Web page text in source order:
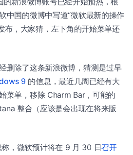
软中国的微博中写道“微软最新的操作
布，大家猜，左下角的开始菜单还
删除了这条新浪微博，猜测是过早
9 的信息，最近几周已经有大
菜单，移除 Charm Bar，可能的
整合（应该是会出现在将来版
，微软预计将在 9 月 30 日召开